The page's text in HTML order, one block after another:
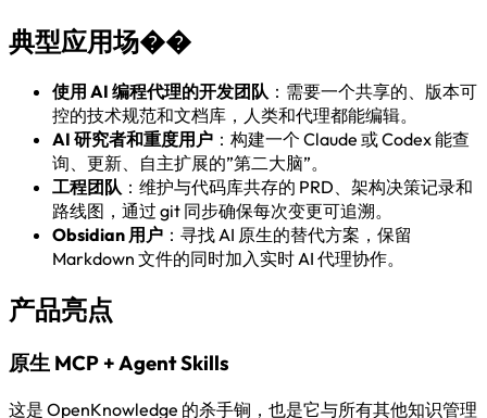
典型应用场��
使用 AI 编程代理的开发团队 ：需要一个共享的、版本可
控的技术规范和文档库，人类和代理都能编辑。
AI 研究者和重度用户 ：构建一个 Claude 或 Codex 能查
询、更新、自主扩展的”第二大脑”。
工程团队 ：维护与代码库共存的 PRD、架构决策记录和
路线图，通过 git 同步确保每次变更可追溯。
Obsidian 用户 ：寻找 AI 原生的替代方案，保留
Markdown 文件的同时加入实时 AI 代理协作。
产品亮点
原生 MCP + Agent Skills
这是 OpenKnowledge 的杀手锏，也是它与所有其他知识管理